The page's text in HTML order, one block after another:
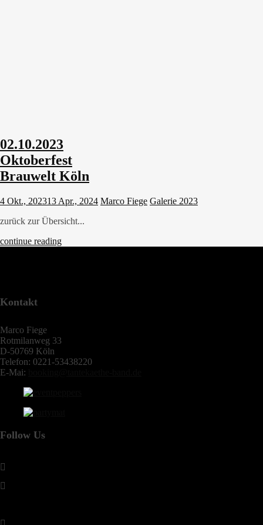
02.10.2023
Oktoberfest
Brauwelt Köln
4 Okt., 202313 Apr., 2024 Marco Fiege Galerie 2023
zurück zur Übersicht...
continue reading
Kontakt
Marco Fiege
Rotmilanweg 33
D-50769 Köln
Telefon: 0221-53438220
E-Mai:
Follow Us